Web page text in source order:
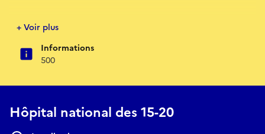
Détail du programme :
- Lancelot
Lancelot est un auteur-compositeur-interprète qui incarne
une nouvelle forme de masculinité : sensible, pudique, à
pression d’être « à la hauteur ».
Avec sa voix douce et grave, ses textes sincères et son allure
+ Voir plus
Informations
500
Hôpital national des 15-20